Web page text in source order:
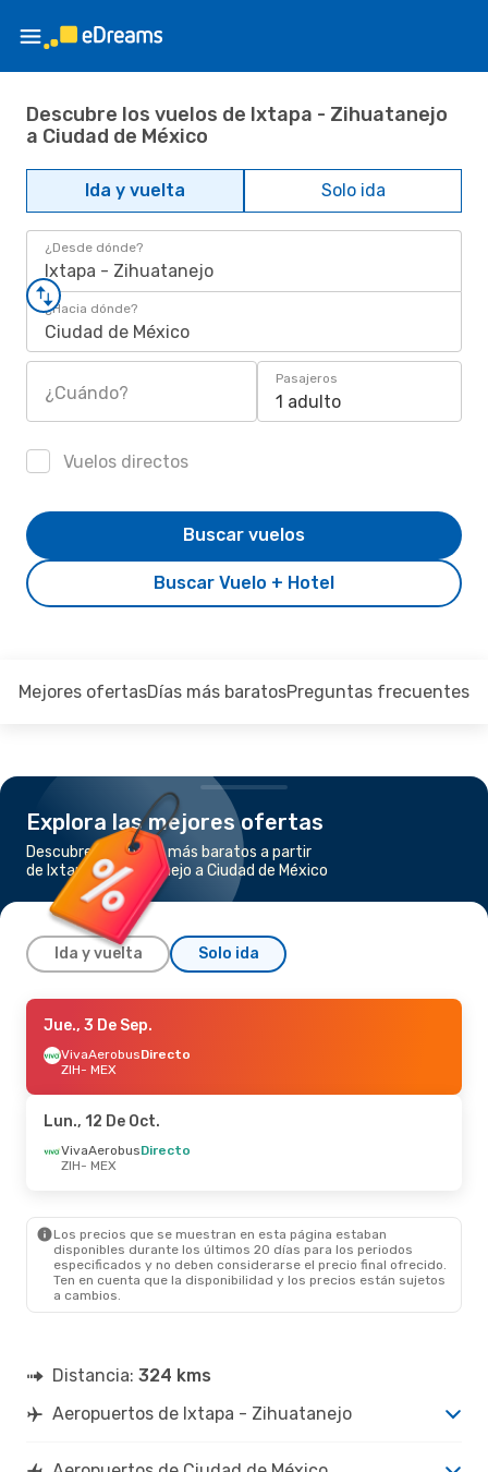
Descubre los vuelos de Ixtapa - Zihuatanejo
a Ciudad de México
Ida y vuelta Solo ida
¿Desde dónde?
Ixtapa - Zihuatanejo
¿Hacia dónde?
Ciudad de México
¿Cuándo?
Pasajeros
1 adulto
Vuelos directos
Buscar Vuelo + Hotel
Buscar vuelos
Mejores ofertasDías más baratosPreguntas frecuentes
Explora las mejores ofertas
Descubre los vuelos más baratos a partir
de Ixtapa - Zihuatanejo a Ciudad de México
Ida y vuelta Solo ida
Lun., 12 De Oct.
VivaAerobusDirecto
ZIH- MEX
MEX- ZIH
Jue., 3 De Sep.
VivaAerobusDirecto
ZIH- MEX
Lun., 12 De Oct.
VivaAerobusDirecto
ZIH- MEX
Los precios que se muestran en esta página estaban
disponibles durante los últimos 20 días para los periodos
especificados y no deben considerarse el precio final ofrecido.
Ten en cuenta que la disponibilidad y los precios están sujetos
a cambios.
Distancia: 324 kms
Aeropuertos de Ixtapa - Zihuatanejo